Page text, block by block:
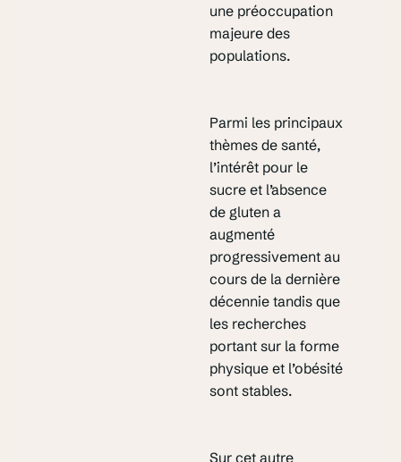
une préoccupation
majeure des
populations.
Parmi les principaux
thèmes de santé,
l’intérêt pour le
sucre et l’absence
de gluten a
augmenté
progressivement au
cours de la dernière
décennie tandis que
les recherches
portant sur la forme
physique et l’obésité
sont stables.
Sur cet autre